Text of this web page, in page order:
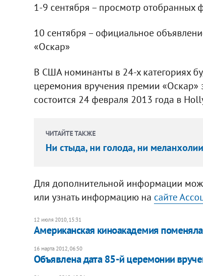
1-9 сентября – просмотр отобранных
10 сентября – официальное
«Оскар»
В США номинанты в 24-х категориях
церемония вручения премии «Оскар»
состоится 24 февраля 2013 года в
ЧИТАЙТЕ ТАКЖЕ
Ни стыда, ни голода, ни меланхолии
Для дополнительной информации
или узнать информацию на сайте
12 июля 2010, 15:31
Американская киноакадемия
16 марта 2012, 06:50
Объявлена дата 85-й церемонии